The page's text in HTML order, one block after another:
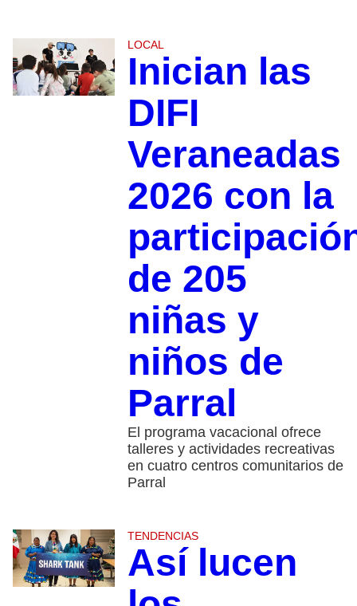
LOCAL
Inician las
DIFI
Veraneadas
2026 con la
de 205
niñas y
niños de
Parral
El programa vacacional ofrece
talleres y actividades recreativas
en cuatro centros comunitarios de
Parral
TENDENCIAS
Así lucen